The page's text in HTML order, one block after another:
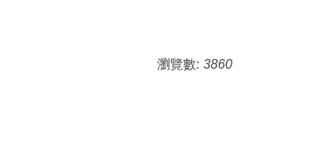
瀏覽數: 3860